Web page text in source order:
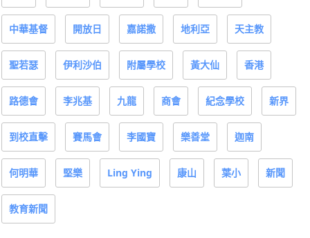
中華基督 開放日 嘉諾撒 地利亞 天主教
聖若瑟 伊利沙伯 附屬學校 黃大仙 香港
路德會 李兆基 九龍 商會 紀念學校 新界
到校直擊 賽馬會 李國寶 樂善堂 迦南
何明華 堅樂 Ling Ying 康山 葉小 新聞
教育新聞